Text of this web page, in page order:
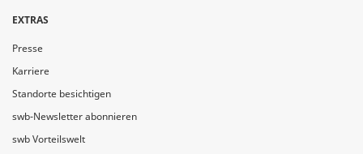
EXTRAS
Presse
Karriere
Standorte besichtigen
swb-Newsletter abonnieren
swb Vorteilswelt